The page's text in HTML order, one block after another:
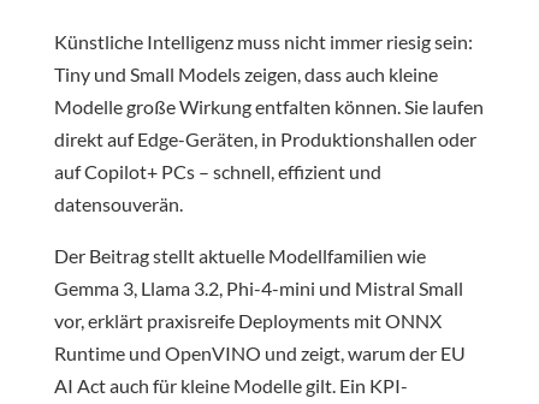
Künstliche Intelligenz muss nicht immer riesig sein:
Tiny und Small Models zeigen, dass auch kleine
Modelle große Wirkung entfalten können. Sie laufen
direkt auf Edge-Geräten, in Produktionshallen oder
auf Copilot+ PCs – schnell, effizient und
datensouverän.
Der Beitrag stellt aktuelle Modellfamilien wie
Gemma 3, Llama 3.2, Phi-4-mini und Mistral Small
vor, erklärt praxisreife Deployments mit ONNX
Runtime und OpenVINO und zeigt, warum der EU
AI Act auch für kleine Modelle gilt. Ein KPI-